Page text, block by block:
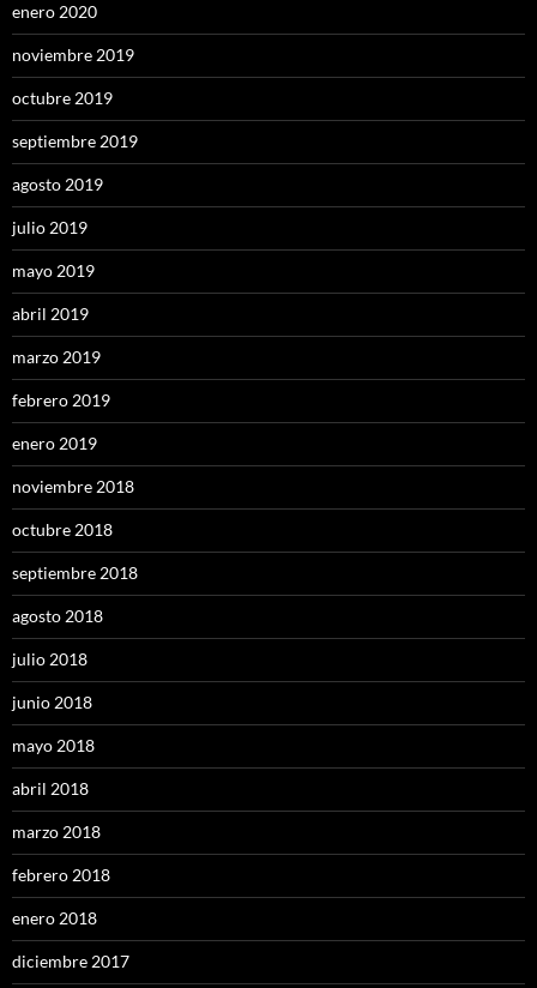
enero 2020
noviembre 2019
octubre 2019
septiembre 2019
agosto 2019
julio 2019
mayo 2019
abril 2019
marzo 2019
febrero 2019
enero 2019
noviembre 2018
octubre 2018
septiembre 2018
agosto 2018
julio 2018
junio 2018
mayo 2018
abril 2018
marzo 2018
febrero 2018
enero 2018
diciembre 2017